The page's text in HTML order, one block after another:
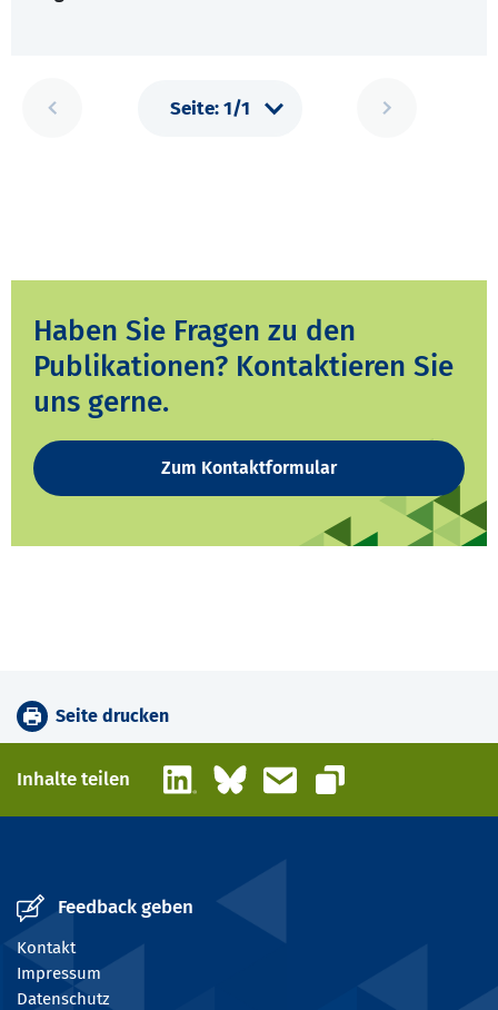
Haben Sie Fragen zu den
Publikationen? Kontaktieren Sie
uns gerne.
Zum Kontaktformular
Seite drucken
Inhalte teilen LinkedInBlueskyE-Mail
Link kopieren
Feedback geben
Kontakt
Impressum
Datenschutz